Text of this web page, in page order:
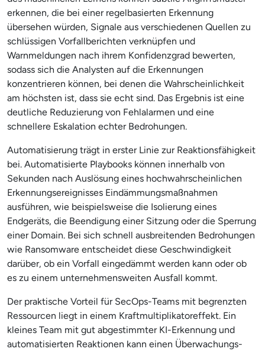
erkennen, die bei einer regelbasierten Erkennung
übersehen würden, Signale aus verschiedenen Quellen zu
schlüssigen Vorfallberichten verknüpfen und
Warnmeldungen nach ihrem Konfidenzgrad bewerten,
sodass sich die Analysten auf die Erkennungen
konzentrieren können, bei denen die Wahrscheinlichkeit
am höchsten ist, dass sie echt sind. Das Ergebnis ist eine
deutliche Reduzierung von Fehlalarmen und eine
schnellere Eskalation echter Bedrohungen.
Automatisierung trägt in erster Linie zur Reaktionsfähigkeit
bei. Automatisierte Playbooks können innerhalb von
Sekunden nach Auslösung eines hochwahrscheinlichen
Erkennungsereignisses Eindämmungsmaßnahmen
ausführen, wie beispielsweise die Isolierung eines
Endgeräts, die Beendigung einer Sitzung oder die Sperrung
einer Domain. Bei sich schnell ausbreitenden Bedrohungen
wie Ransomware entscheidet diese Geschwindigkeit
darüber, ob ein Vorfall eingedämmt werden kann oder ob
es zu einem unternehmensweiten Ausfall kommt.
Der praktische Vorteil für SecOps-Teams mit begrenzten
Ressourcen liegt in einem Kraftmultiplikatoreffekt. Ein
kleines Team mit gut abgestimmter KI-Erkennung und
automatisierten Reaktionen kann einen Überwachungs-